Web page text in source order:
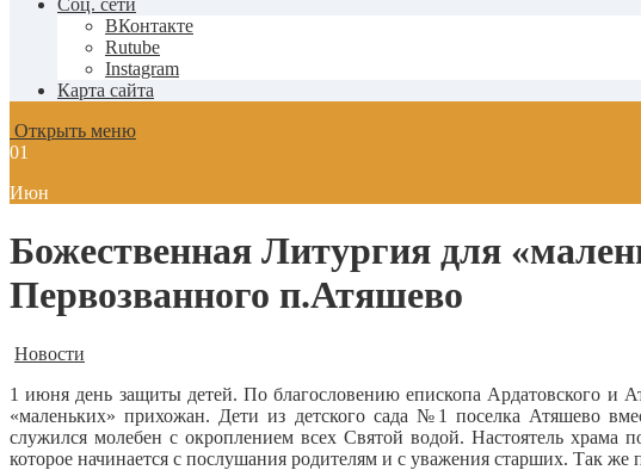
Соц. сети
ВКонтакте
Rutube
Instagram
Карта сайта
Открыть меню
01
Июн
Божественная Литургия для
Первозванного п.Атяшево
Новости
1 июня день защиты детей. По благословению епископа Ардатовского и
«маленьких» прихожан. Дети из детского сада №1 поселка Атяшево
служился молебен с окроплением всех Святой водой. Настоятель
которое начинается с послушания родителям и с уважения старших. Так же